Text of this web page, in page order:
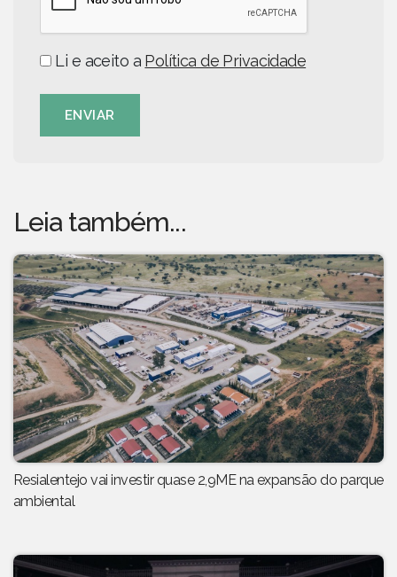
Li e aceito a Política de Privacidade
ENVIAR
Leia também...
Resialentejo vai investir quase 2,9ME na expansão do parque
ambiental